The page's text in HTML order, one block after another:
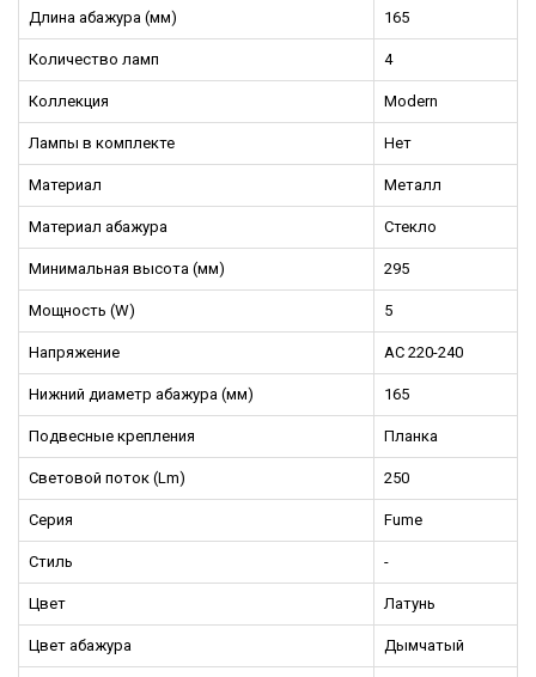
Длина абажура (мм) 165
Количество ламп 4
Коллекция Modern
Лампы в комплекте Нет
Материал Металл
Материал абажура Стекло
Минимальная высота (мм) 295
Мощность (W) 5
Напряжение AC 220-240
Нижний диаметр абажура (мм) 165
Подвесные крепления Планка
Световой поток (Lm) 250
Серия Fume
Стиль -
Цвет Латунь
Цвет абажура Дымчатый